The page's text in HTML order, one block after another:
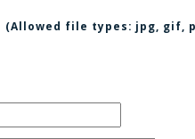
(Allowed file types: jpg, gif,